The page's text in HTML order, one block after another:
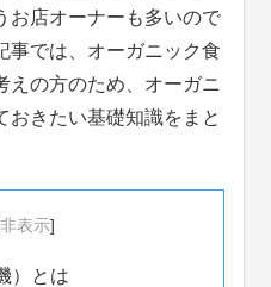
お店オーナーも多いので
事では、オーガニック食
えの方のため、オーガニ
おきたい基礎知識をまと
非表示]
）とは